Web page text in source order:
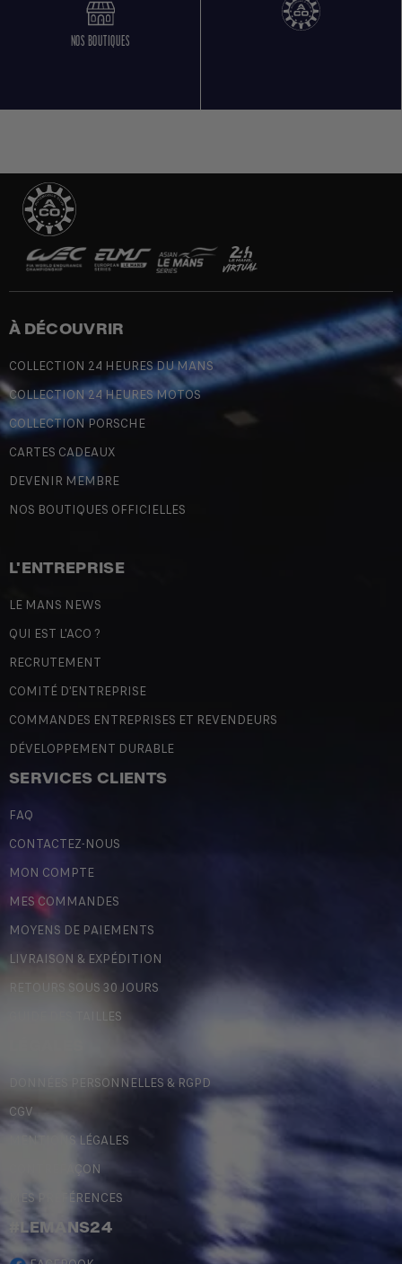
NOS BOUTIQUES
À DÉCOUVRIR
COLLECTION 24 HEURES DU MANS
COLLECTION 24 HEURES MOTOS
COLLECTION PORSCHE
CARTES CADEAUX
DEVENIR MEMBRE
NOS BOUTIQUES OFFICIELLES
L'ENTREPRISE
LE MANS NEWS
QUI EST L'ACO ?
RECRUTEMENT
COMITÉ D'ENTREPRISE
COMMANDES ENTREPRISES ET REVENDEURS
DÉVELOPPEMENT DURABLE
SERVICES CLIENTS
FAQ
CONTACTEZ-NOUS
MON COMPTE
MES COMMANDES
MOYENS DE PAIEMENTS
LIVRAISON & EXPÉDITION
RETOURS SOUS 30 JOURS
GUIDE DES TAILLES
DONNÉES PERSONNELLES & RGPD
CGV
MENTIONS LÉGALES
CONTREFAÇON
MES PRÉFÉRENCES
#LEMANS24